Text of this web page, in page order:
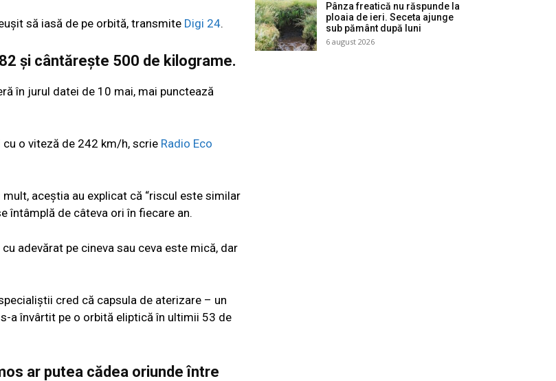
să iasă de pe orbită, transmite Digi 24.
și cântărește 500 de kilograme.
în jurul datei de 10 mai, mai punctează
o viteză de 242 km/h, scrie Radio Eco
aceștia au explicat că “riscul este similar
întâmplă de câteva ori în fiecare an.
adevărat pe cineva sau ceva este mică, dar
cred că capsula de aterizare – un
a învârtit pe o orbită eliptică în ultimii 53 de
ar putea cădea oriunde între
Pânza freatică nu răspunde la
ploaia de ieri. Seceta ajunge
sub pământ după luni
6 august 2026